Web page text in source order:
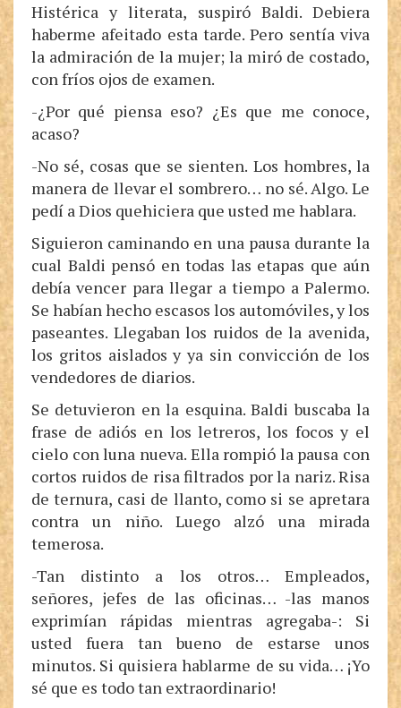
Histérica y literata, suspiró Baldi. Debiera
haberme afeitado esta tarde. Pero sentía viva
la admiración de la mujer; la miró de costado,
con fríos ojos de examen.
-¿Por qué piensa eso? ¿Es que me conoce,
acaso?
-No sé, cosas que se sienten. Los hombres, la
manera de llevar el sombrero… no sé. Algo. Le
pedí a Dios quehiciera que usted me hablara.
Siguieron caminando en una pausa durante la
cual Baldi pensó en todas las etapas que aún
debía vencer para llegar a tiempo a Palermo.
Se habían hecho escasos los automóviles, y los
paseantes. Llegaban los ruidos de la avenida,
los gritos aislados y ya sin convicción de los
vendedores de diarios.
Se detuvieron en la esquina. Baldi buscaba la
frase de adiós en los letreros, los focos y el
cielo con luna nueva. Ella rompió la pausa con
cortos ruidos de risa filtrados por la nariz. Risa
de ternura, casi de llanto, como si se apretara
contra un niño. Luego alzó una mirada
temerosa.
-Tan distinto a los otros… Empleados,
señores, jefes de las oficinas… -las manos
exprimían rápidas mientras agregaba-: Si
usted fuera tan bueno de estarse unos
minutos. Si quisiera hablarme de su vida… ¡Yo
sé que es todo tan extraordinario!